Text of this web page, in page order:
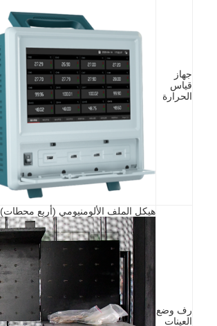
فيديوهات
جهاز
قياس
الحرارة
رف وضع
العينات
هيكل الملف الألومنيومي (أربع محطات)